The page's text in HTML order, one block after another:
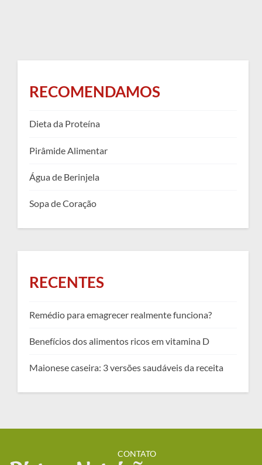
RECOMENDAMOS
Dieta da Proteína
Pirâmide Alimentar
Água de Berinjela
Sopa de Coração
RECENTES
Remédio para emagrecer realmente funciona?
Benefícios dos alimentos ricos em vitamina D
Maionese caseira: 3 versões saudáveis da receita
CONTATO